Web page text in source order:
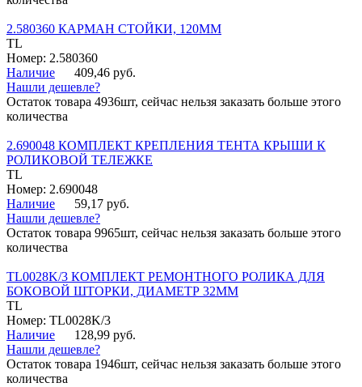
2.580360 КАРМАН СТОЙКИ, 120ММ
TL
Номер: 2.580360
Наличие
409,46 руб.
Нашли дешевле?
Остаток товара 4936шт, сейчас нельзя заказать больше этого
количества
2.690048 КОМПЛЕКТ КРЕПЛЕНИЯ ТЕНТА КРЫШИ К
РОЛИКОВОЙ ТЕЛЕЖКЕ
TL
Номер: 2.690048
Наличие
59,17 руб.
Нашли дешевле?
Остаток товара 9965шт, сейчас нельзя заказать больше этого
количества
TL0028K/3 КОМПЛЕКТ РЕМОНТНОГО РОЛИКА ДЛЯ
БОКОВОЙ ШТОРКИ, ДИАМЕТР 32ММ
TL
Номер: TL0028K/3
Наличие
128,99 руб.
Нашли дешевле?
Остаток товара 1946шт, сейчас нельзя заказать больше этого
количества